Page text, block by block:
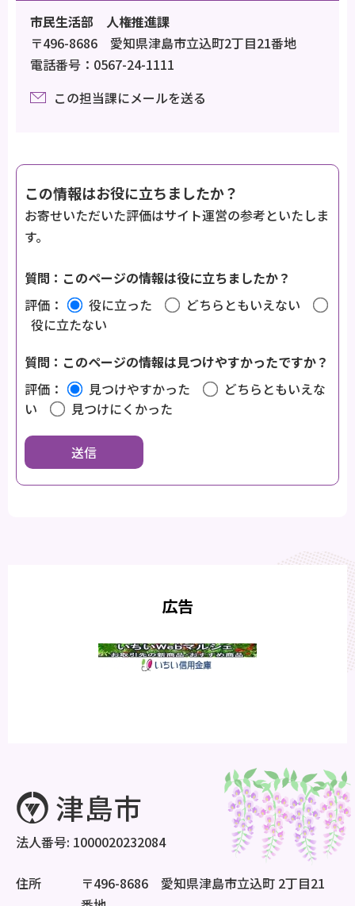
市民生活部 人権推進課
〒496-8686 愛知県津島市立込町2丁目21番地
電話番号：0567-24-1111
この担当課にメールを送る
この情報はお役に立ちましたか？
お寄せいただいた評価はサイト運営の参考といたしま
す。
質問：このページの情報は役に立ちましたか？
評価：
役に立った
どちらともいえない
役に立たない
質問：このページの情報は見つけやすかったですか？
評価：
見つけやすかった
どちらともいえな
い
見つけにくかった
広告
法人番号: 1000020232084
住所
〒496-8686 愛知県津島市立込町 2丁目21